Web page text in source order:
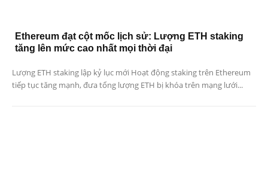
Ethereum đạt cột mốc lịch sử: Lượng ETH staking
tăng lên mức cao nhất mọi thời đại
Lượng ETH staking lập kỷ lục mới Hoạt động staking trên Ethereum
tiếp tục tăng mạnh, đưa tổng lượng ETH bị khóa trên mạng lưới...